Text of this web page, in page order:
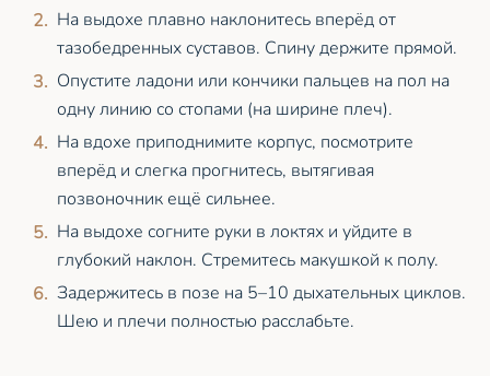
На выдохе плавно наклонитесь вперёд от
тазобедренных суставов. Спину держите прямой.
Опустите ладони или кончики пальцев на пол на
одну линию со стопами (на ширине плеч).
На вдохе приподнимите корпус, посмотрите
вперёд и слегка прогнитесь, вытягивая
позвоночник ещё сильнее.
На выдохе согните руки в локтях и уйдите в
глубокий наклон. Стремитесь макушкой к полу.
Задержитесь в позе на 5–10 дыхательных циклов.
Шею и плечи полностью расслабьте.